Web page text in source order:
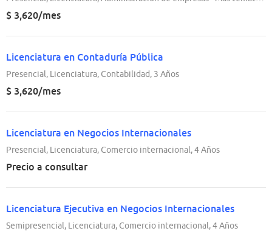
$ 3,620/mes
Licenciatura en Contaduría Pública
Presencial, Licenciatura, Contabilidad, 3 Años
$ 3,620/mes
Licenciatura en Negocios Internacionales
Presencial, Licenciatura, Comercio internacional, 4 Años
Precio a consultar
Licenciatura Ejecutiva en Negocios Internacionales
Semipresencial, Licenciatura, Comercio internacional, 4 Años